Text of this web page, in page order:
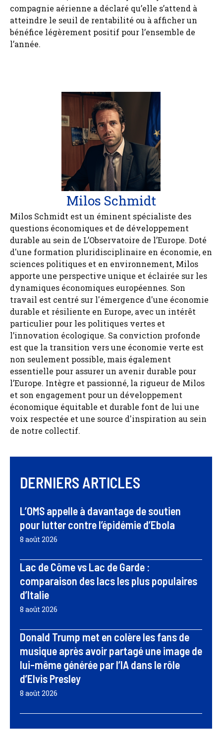
compagnie aérienne a déclaré qu’elle s’attend à
atteindre le seuil de rentabilité ou à afficher un
bénéfice légèrement positif pour l’ensemble de
l’année.
Milos Schmidt
Milos Schmidt est un éminent spécialiste des
questions économiques et de développement
durable au sein de L’Observatoire de l’Europe. Doté
d'une formation pluridisciplinaire en économie, en
sciences politiques et en environnement, Milos
apporte une perspective unique et éclairée sur les
dynamiques économiques européennes. Son
travail est centré sur l'émergence d'une économie
durable et résiliente en Europe, avec un intérêt
particulier pour les politiques vertes et
l’innovation écologique. Sa conviction profonde
est que la transition vers une économie verte est
non seulement possible, mais également
essentielle pour assurer un avenir durable pour
l’Europe. Intègre et passionné, la rigueur de Milos
et son engagement pour un développement
économique équitable et durable font de lui une
voix respectée et une source d'inspiration au sein
de notre collectif.
DERNIERS ARTICLES
L’OMS appelle à davantage de soutien
pour lutter contre l’épidémie d’Ebola
8 août 2026
Lac de Côme vs Lac de Garde :
comparaison des lacs les plus populaires
d’Italie
8 août 2026
Donald Trump met en colère les fans de
musique après avoir partagé une image de
lui-même générée par l’IA dans le rôle
d’Elvis Presley
8 août 2026